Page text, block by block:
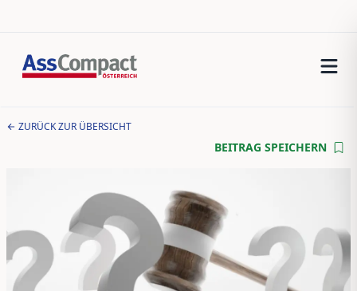
ZURÜCK ZUR ÜBERSICHT
BEITRAG SPEICHERN